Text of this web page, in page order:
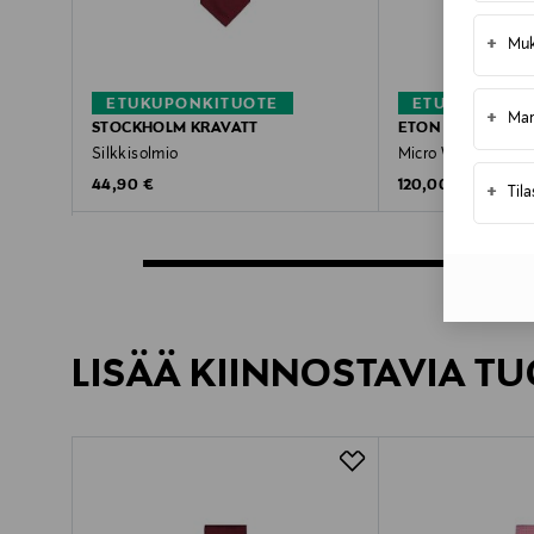
+
+
+
ETUKUPONKITUOTE
STOCKHOLM KRAVATT
Silkkisolmio
Original Price
44,90 €
ETON
Micro Woven -
Original Price
120,00 €
LISÄÄ KIINNOSTAVIA